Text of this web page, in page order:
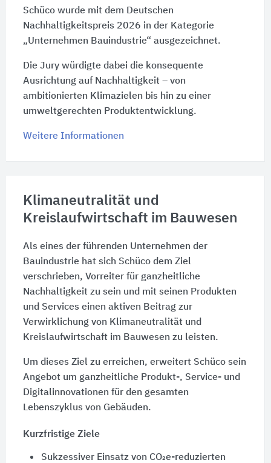
Schüco wurde mit dem Deutschen
Nachhaltigkeitspreis 2026 in der Kategorie
„Unternehmen Bauindustrie“ ausgezeichnet.
Die Jury würdigte dabei die konsequente
Ausrichtung auf Nachhaltigkeit – von
ambitionierten Klimazielen bis hin zu einer
umweltgerechten Produktentwicklung.
Weitere Informationen
Klimaneutralität und
Kreislaufwirtschaft im Bauwesen
Als eines der führenden Unternehmen der
Bauindustrie hat sich Schüco dem Ziel
verschrieben, Vorreiter für ganzheitliche
Nachhaltigkeit zu sein und mit seinen Produkten
und Services einen aktiven Beitrag zur
Verwirklichung von Klimaneutralität und
Kreislaufwirtschaft im Bauwesen zu leisten.
Um dieses Ziel zu erreichen, erweitert Schüco sein
Angebot um ganzheitliche Produkt-, Service- und
Digitalinnovationen für den gesamten
Lebenszyklus von Gebäuden.
Kurzfristige Ziele
Sukzessiver Einsatz von CO₂e-reduzierten